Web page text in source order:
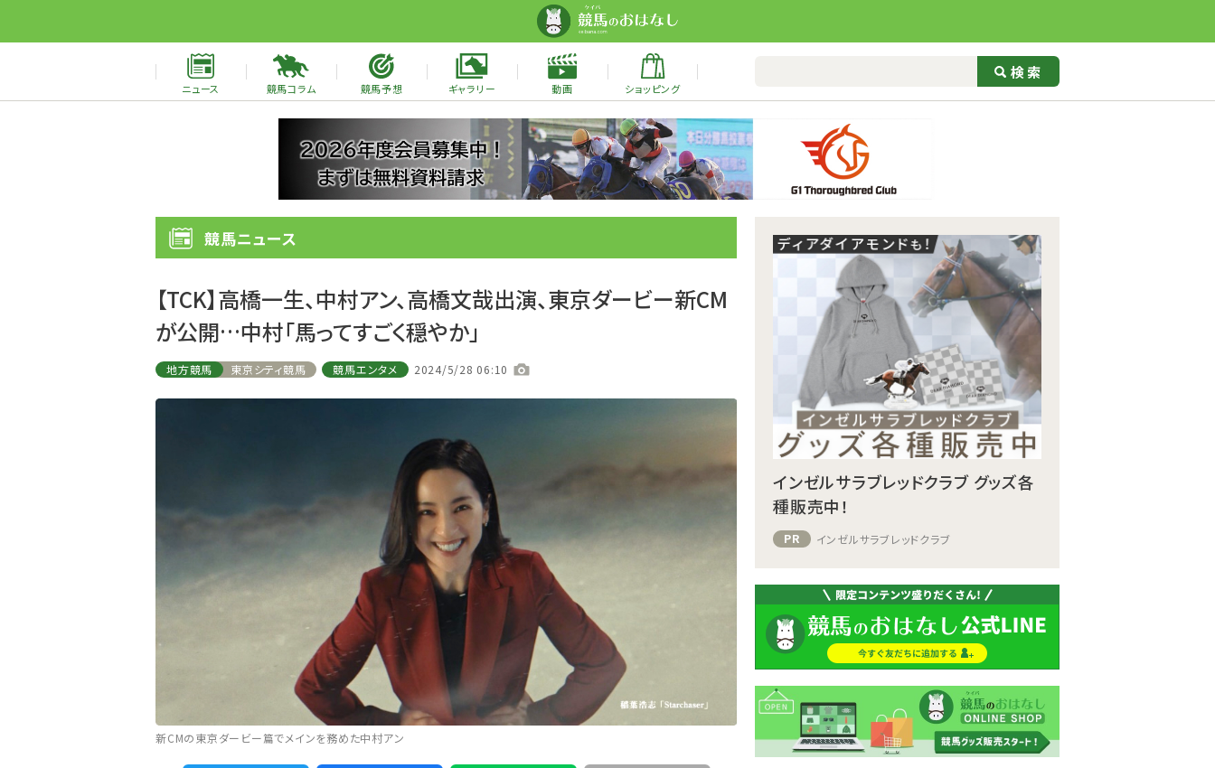
ニュース 競馬コラム 競馬予想 ギャラリー 動画 ショッピング
競馬ニュース
【TCK】高橋一生、中村アン、高橋文哉出演、東京ダービー新CM
が公開…中村「馬ってすごく穏やか」
地方競馬 東京シティ競馬 競馬エンタメ 2024/5/28 06:10
新CMの東京ダービー篇でメインを務めた中村アン
インゼルサラブレッドクラブ グッズ各
種販売中！
PR インゼルサラブレッドクラブ